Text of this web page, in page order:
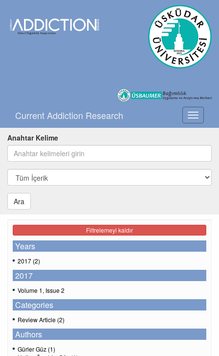
Toggle
Current Addiction Research
Anahtar Kelime
Ara
Filtrelemeyi kaldır
Years
2017 (2)
2017
Volume 1, Issue 2
Categories
Review Article (2)
Authors
Gürler Güz (1)